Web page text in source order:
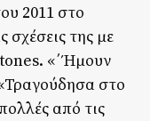
2011 στο
της με
«΄Ήμουν
στο
από τις